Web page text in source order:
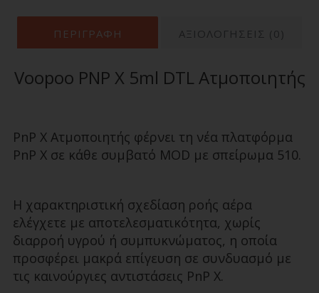
ΠΕΡΙΓΡΑΦΉ ΑΞΙΟΛΟΓΗΣΕΙΣ (0)
Voopoo PNP X 5ml DTL Ατμοποιητής
PnP X Ατμοποιητής φέρνει τη νέα πλατφόρμα
PnP X σε κάθε συμβατό MOD με σπείρωμα 510.
Η χαρακτηριστική σχεδίαση ροής αέρα
ελέγχετε με αποτελεσματικότητα, χωρίς
διαρροή υγρού ή συμπυκνώματος, η οποία
προσφέρει μακρά επίγευση σε συνδυασμό με
τις καινούργιες αντιστάσεις PnP X.